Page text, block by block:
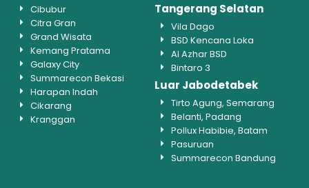
Cibubur
Citra Gran
Grand Wisata
Kemang Pratama
Galaxy City
Summarecon Bekasi
Harapan Indah
Cikarang
Kranggan
Tangerang Selatan
Vila Dago
BSD Kencana Loka
Al Azhar BSD
Bintaro 3
Luar Jabodetabek
Tirto Agung, Semarang
Belanti, Padang
Pollux Habibie, Batam
Pasuruan
Summarecon Bandung